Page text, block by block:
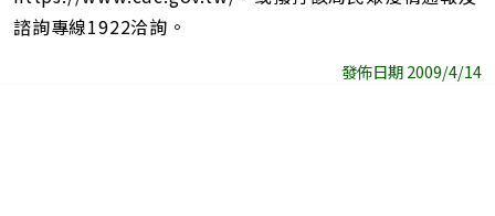
諮詢專線1922洽詢。
發佈日期 2009/4/14